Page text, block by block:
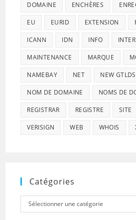
DOMAINE ENCHÈRES
EU EURID EXTENSION
ICANN IDN INFO
MAINTENANCE MARQUE
NAMEBAY NET NEW GTLDS
NOM DE DOMAINE NOMS DE
REGISTRAR REGISTRE SITE
VERISIGN WEB WHOIS
Catégories
Catégories
Sélectionner une catégorie